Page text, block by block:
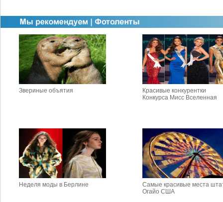
Звериные объятия
Красивые конкурентки
Конкурса Мисс Вселенная
Неделя моды в Берлине
Самые красивые места
Огайо США